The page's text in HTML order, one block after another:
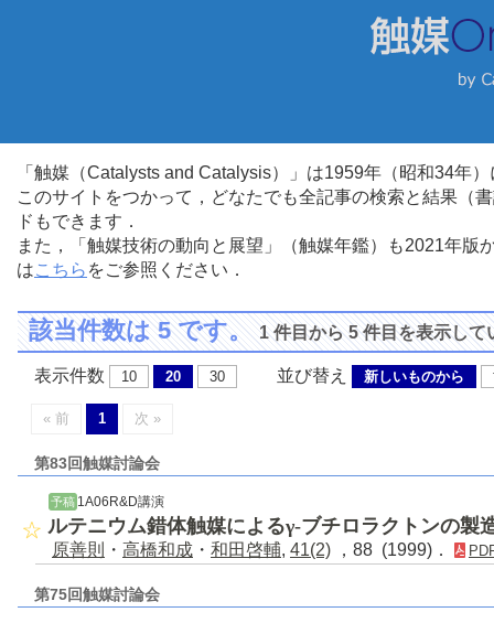
「触媒（Catalysts and Catalysis）」は1959年（昭和34年
このサイトをつかって，どなたでも全記事の検索と結果（
ドもできます．
また，「触媒技術の動向と展望」（触媒年鑑）も2021年
はこちら をご参照ください．
該当件数は 5 です。1 件目から 5 件目を表示して
表示件数 10 20 30 並び替え 新しいものから
« 前 1 次 »
第83回触媒討論会
予稿 1A06R&D講演
ルテニウム錯体触媒によるγ-ブチロラクトンの製
原善則 ・ 高橋和成 ・ 和田啓輔, 41(2) ，88 (1999)．
第75回触媒討論会